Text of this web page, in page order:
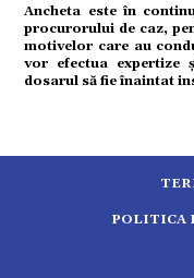
Ancheta este în
procurorului de caz,
motivelor care au
vor efectua
dosarul să fie înaintat
POLITICA